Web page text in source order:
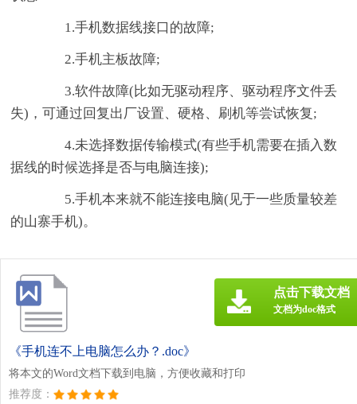
1.手机数据线接口的故障;
2.手机主板故障;
3.软件故障(比如无驱动程序、驱动程序文件丢
失)，可通过回复出厂设置、硬格、刷机等尝试恢复;
4.未选择数据传输模式(有些手机需要在插入数
据线的时候选择是否与电脑连接);
5.手机本来就不能连接电脑(见于一些质量较差
的山寨手机)。
《手机连不上电脑怎么办？.doc》
将本文的Word文档下载到电脑，方便收藏和打印
推荐度：
点击下载文档
文档为doc格式